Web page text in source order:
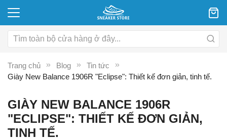
Trang chủ Blog
Tin tức
Giày New Balance 1906R "Eclipse": Thiết kế đơn giản, tinh tế.
GIÀY NEW BALANCE 1906R
"ECLIPSE": THIẾT KẾ ĐƠN GIẢN,
TINH TẾ.